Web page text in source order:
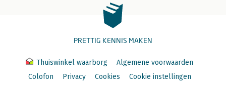
PRETTIG KENNIS MAKEN
Thuiswinkel waarborg
Algemene voorwaarden
Colofon
Privacy Cookies
Cookie instellingen